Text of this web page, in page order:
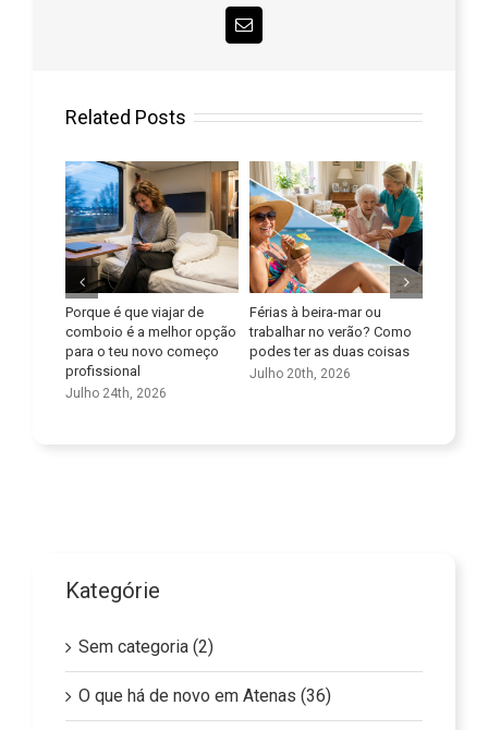
Email
Related Posts
opção
Férias à beira-mar ou
trabalhar no verão? Como
podes ter as duas coisas
Julho 20th, 2026
Melhora as tuas
competências linguísticas
Julho 9th, 2026
Kategórie
Sem categoria (2)
O que há de novo em Atenas (36)